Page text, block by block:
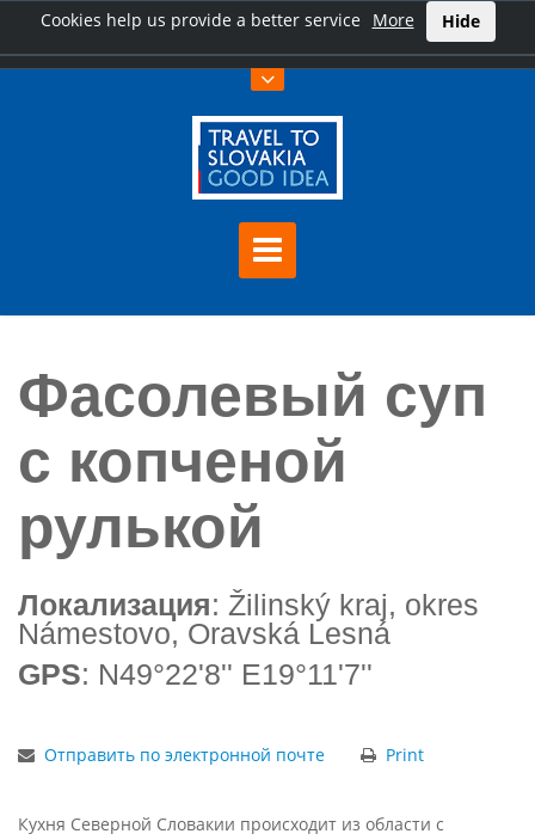
Cookies help us provide a better service More Hide
Фасолевый суп с копченой рулькой
Фасолевый суп
с копченой
рулькой
Локализация: Žilinský kraj, okres
Námestovo, Oravská Lesná
GPS: N49°22'8'' E19°11'7''
Отправить по электронной почте Print
Кухня Северной Словакии происходит из области с